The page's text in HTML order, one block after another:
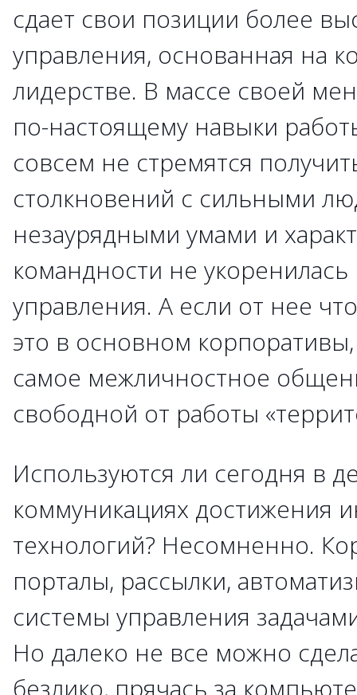
сдает свои позиции более
управления, основанная на
лидерстве. В массе своей
по-настоящему навыки
совсем не стремятся
столкновений с сильными
незаурядными умами и
командности не укоренилась
управления. А если от нее
это в основном
самое межличностное
свободной от работы
Используются ли сегодня в
коммуникациях достижения
технологий? Несомненно.
порталы, рассылки,
системы управления
Но далеко не все можно
безлико, прячась за